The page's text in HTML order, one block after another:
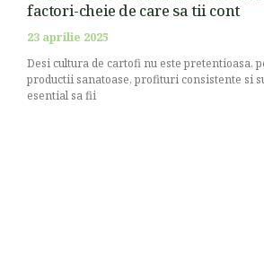
factori-cheie de care sa tii cont
23 aprilie 2025
Desi cultura de cartofi nu este pretentioasa,
productii sanatoase, profituri consistente si
esential sa fii